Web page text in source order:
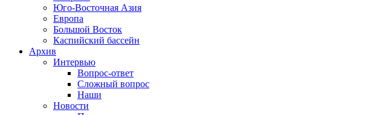
Юго-Восточная Азия
Европа
Большой Восток
Каспийский бассейн
Архив
Интервью
Вопрос-ответ
Сложный вопрос
Наши
Новости